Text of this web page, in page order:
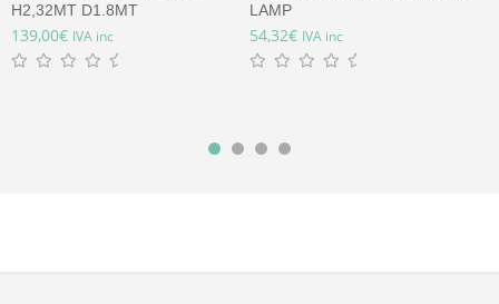
H2,32MT D1.8MT
139,00€ IVA inc
LAMP
54,32€ IVA inc